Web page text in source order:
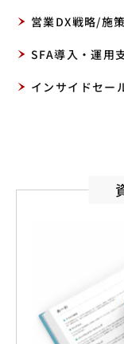
営業DX戦略/施
SFA導入・運用
インサイドセー